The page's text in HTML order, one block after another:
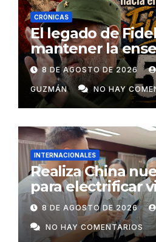
CRÓNICAS
El legado de
mantener la
como un
8 DE AGOSTO DE 2026
GUZMÁN NO HAY
INTERNACIONALES
Realiza China
para electrificar
rurales aisladas
respaldo
centros vitales
8 DE AGOSTO DE 2026
NO HAY COMENTARIOS